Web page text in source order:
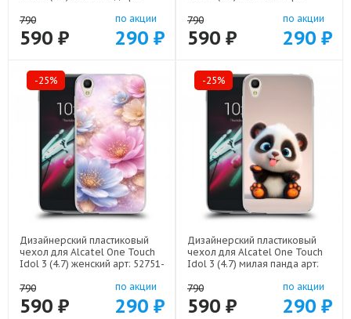
790
590 ₽
по акции
290 ₽
790
590 ₽
по акции
290 ₽
-25%
Дизайнерский пластиковый
чехол для Alcatel One Touch
Idol 3 (4.7) женский арт: 52751-
790
590 ₽
по акции
290 ₽
-25%
Дизайнерский пластиковый
чехол для Alcatel One Touch
Idol 3 (4.7) милая панда арт:
790
590 ₽
по акции
290 ₽